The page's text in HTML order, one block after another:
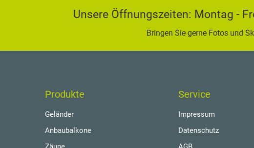
Unsere Öffnungszeiten: Montag -
Bringen Sie gerne Fotos und
Produkte
Geländer
Anbaubalkone
Service
Impressum
Datenschutz